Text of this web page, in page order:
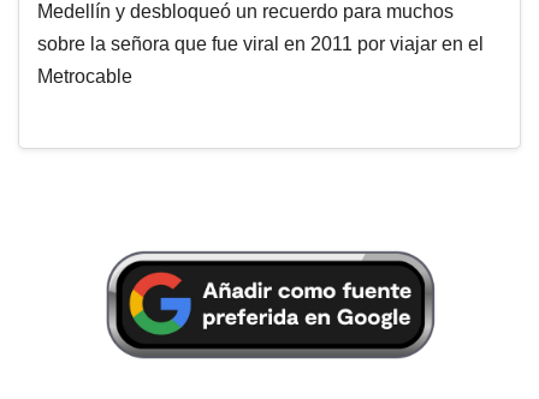
Medellín y desbloqueó un recuerdo para muchos
sobre la señora que fue viral en 2011 por viajar en el
Metrocable